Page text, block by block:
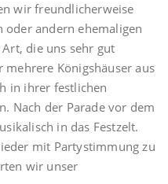
wir freundlicherweise
andern ehemaligen
die uns sehr gut
mehrere Königshäuser aus
in ihrer festlichen
Nach der Parade vor dem
in das Festzelt.
mit Partystimmung zu
wir unser